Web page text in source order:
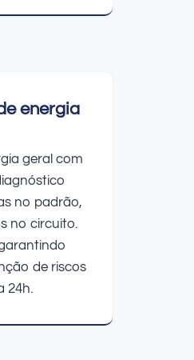
energia
geral com
no padrão,
no circuito.
de riscos
24h.